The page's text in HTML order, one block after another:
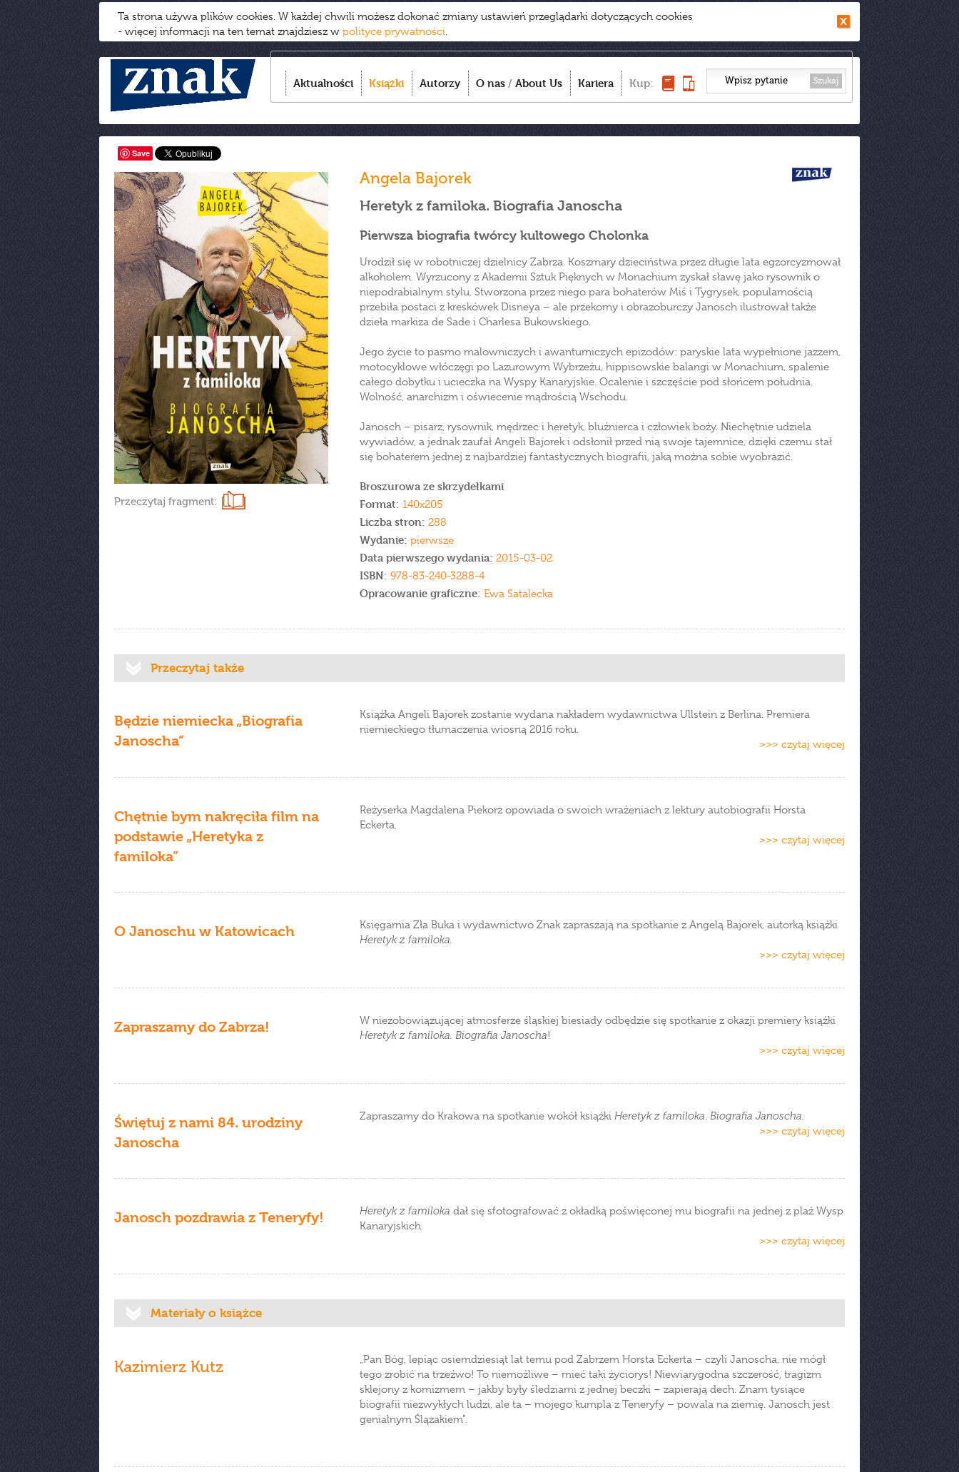
Ta strona używa plików cookies. W każdej chwili możesz dokonać zmiany ustawień przeglądarki dotyczących cookies
- więcej informacji na ten temat znajdziesz w polityce prywatności.
Aktualności Książki Autorzy O nas / About Us Kariera Kup: Szukaj
Save
Przeczytaj fragment:
Angela Bajorek
Heretyk z familoka. Biografia Janoscha
Pierwsza biografia twórcy kultowego Cholonka
Urodził się w robotniczej dzielnicy Zabrza. Koszmary dzieciństwa przez długie lata egzorcyzmował
alkoholem. Wyrzucony z Akademii Sztuk Pięknych w Monachium zyskał sławę jako rysownik o
niepodrabialnym stylu. Stworzona przez niego para bohaterów Miś i Tygrysek, popularnością
przebiła postaci z kreskówek Disneya – ale przekorny i obrazoburczy Janosch ilustrował także
dzieła markiza de Sade i Charlesa Bukowskiego.
Jego życie to pasmo malowniczych i awanturniczych epizodów: paryskie lata wypełnione jazzem,
motocyklowe włóczęgi po Lazurowym Wybrzeżu, hippisowskie balangi w Monachium, spalenie
całego dobytku i ucieczka na Wyspy Kanaryjskie. Ocalenie i szczęście pod słońcem południa.
Wolność, anarchizm i oświecenie mądrością Wschodu.
Janosch – pisarz, rysownik, mędrzec i heretyk, bluźnierca i człowiek boży. Niechętnie udziela
wywiadów, a jednak zaufał Angeli Bajorek i odsłonił przed nią swoje tajemnice, dzięki czemu stał
się bohaterem jednej z najbardziej fantastycznych biografii, jaką można sobie wyobrazić.
Broszurowa ze skrzydełkami
Format: 140x205
Liczba stron: 288
Wydanie: pierwsze
Data pierwszego wydania: 2015-03-02
ISBN: 978-83-240-3288-4
Opracowanie graficzne: Ewa Satalecka
Przeczytaj także
Będzie niemiecka „Biografia
Janoscha”
Książka Angeli Bajorek zostanie wydana nakładem wydawnictwa Ullstein z Berlina. Premiera
niemieckiego tłumaczenia wiosną 2016 roku.
>>> czytaj więcej
Chętnie bym nakręciła film na
podstawie „Heretyka z
familoka”
Reżyserka Magdalena Piekorz opowiada o swoich wrażeniach z lektury autobiografii Horsta
Eckerta.
>>> czytaj więcej
O Janoschu w Katowicach
Księgarnia Zła Buka i wydawnictwo Znak zapraszają na spotkanie z Angelą Bajorek, autorką książki
Heretyk z familoka.
>>> czytaj więcej
Zapraszamy do Zabrza!
W niezobowiązującej atmosferze śląskiej biesiady odbędzie się spotkanie z okazji premiery książki
Heretyk z familoka. Biografia Janoscha!
>>> czytaj więcej
Świętuj z nami 84. urodziny
Janoscha
Zapraszamy do Krakowa na spotkanie wokół książki Heretyk z familoka. Biografia Janoscha.
>>> czytaj więcej
Janosch pozdrawia z Teneryfy! Heretyk z familoka dał się sfotografować z okładką poświęconej mu biografii na jednej z plaż Wysp
Kanaryjskich.
>>> czytaj więcej
Materiały o książce
Kazimierz Kutz
„Pan Bóg, lepiąc osiemdziesiąt lat temu pod Zabrzem Horsta Eckerta – czyli Janoscha, nie mógł
tego zrobić na trzeźwo! To niemożliwe – mieć taki życiorys! Niewiarygodna szczerość, tragizm
sklejony z komizmem – jakby były śledziami z jednej beczki – zapierają dech. Znam tysiące
biografii niezwykłych ludzi, ale ta – mojego kumpla z Teneryfy – powala na ziemię. Janosch jest
genialnym Ślązakiem”.